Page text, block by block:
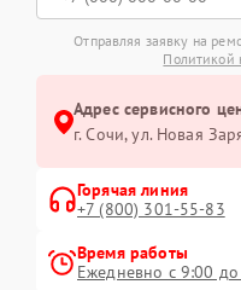
Отправляя заявку на
Политикой
Адрес сервисного
г. Сочи, ул. Новая
Горячая линия
+7 (800) 301-55-83
Время работы
Ежедневно с 9:00